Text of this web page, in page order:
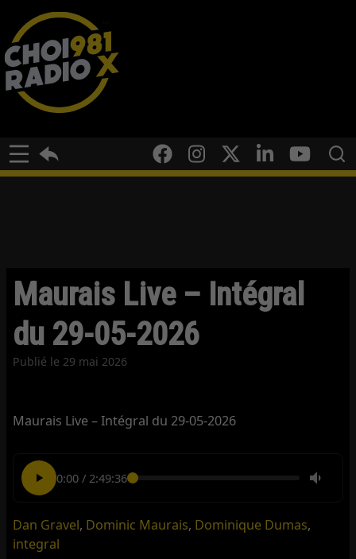
Maurais Live – Intégral
du 29-05-2026
Publié le 29 mai 2026
Maurais Live – Intégral du 29-05-2026
0:00/ 2:49:36
Dan Gravel, Dominic Maurais, Dominique Dumas,
integral